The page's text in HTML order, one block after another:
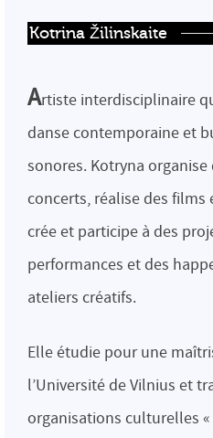
Kotrina Žilinskaite
Artiste interdisciplinaire
danse contemporaine et
sonores. Kotryna
concerts, réalise des films
crée et participe à des
performances et des
ateliers créatifs.
Elle étudie pour une
l’Université de Vilnius et
organisations culturelles «